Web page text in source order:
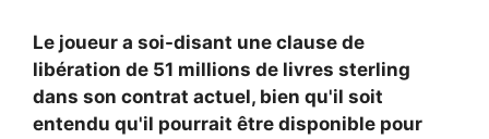
Le joueur a soi-disant une clause de
libération de 51 millions de livres sterling
dans son contrat actuel, bien qu'il soit
entendu qu'il pourrait être disponible pour